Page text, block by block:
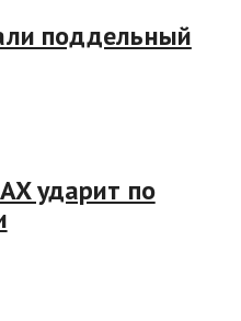
поддельный
ударит по